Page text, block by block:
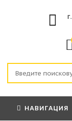
НАВИГАЦИЯ